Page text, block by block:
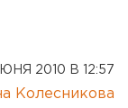
2010 В 12:57
Колесникова